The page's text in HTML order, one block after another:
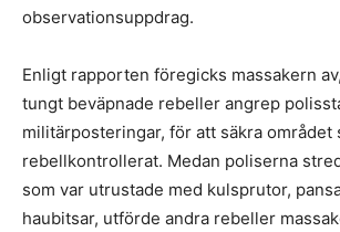
observationsuppdrag.
Enligt rapporten föregicks massakern
tungt beväpnade rebeller angrep
militärposteringar, för att säkra området
rebellkontrollerat. Medan poliserna
som var utrustade med kulsprutor,
haubitsar, utförde andra rebeller